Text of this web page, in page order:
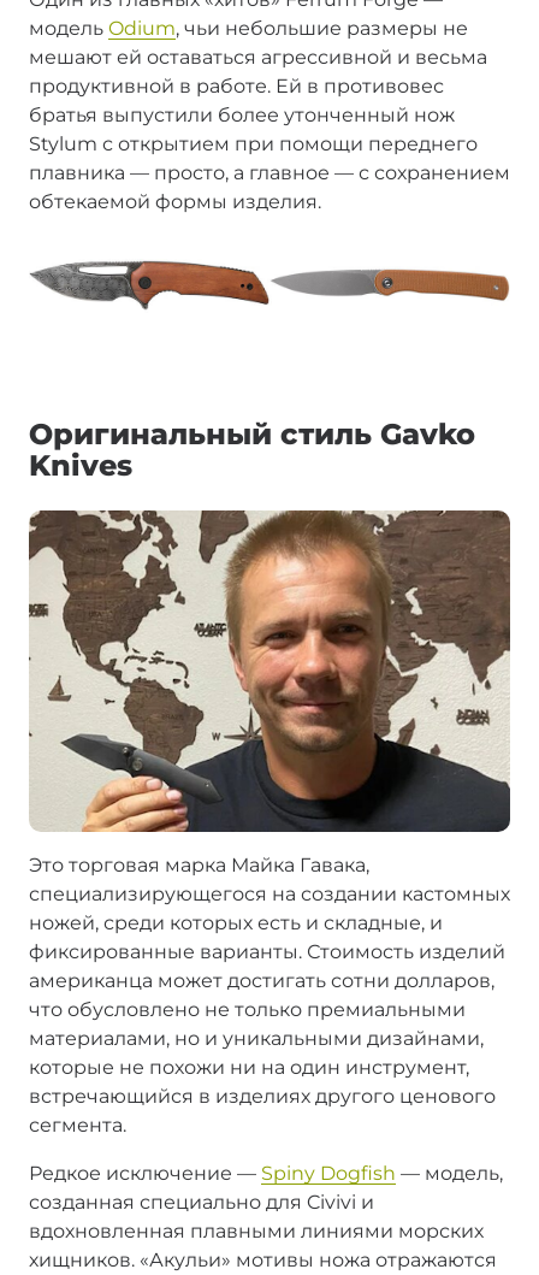
модель Odium, чьи небольшие размеры не
мешают ей оставаться агрессивной и весьма
продуктивной в работе. Ей в противовес
братья выпустили более утонченный нож
Stylum с открытием при помощи переднего
плавника — просто, а главное — с сохранением
обтекаемой формы изделия.
Оригинальный стиль Gavko
Knives
Это торговая марка Майка Гавака,
специализирующегося на создании кастомных
ножей, среди которых есть и складные, и
фиксированные варианты. Стоимость изделий
американца может достигать сотни долларов,
что обусловлено не только премиальными
материалами, но и уникальными дизайнами,
которые не похожи ни на один инструмент,
встречающийся в изделиях другого ценового
сегмента.
Редкое исключение — Spiny Dogfish — модель,
созданная специально для Civivi и
вдохновленная плавными линиями морских
хищников. «Акульи» мотивы ножа отражаются